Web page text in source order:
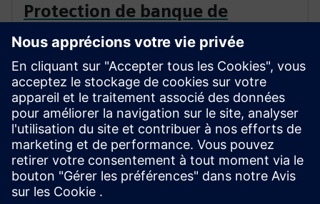
Protection de banque de
condensateurs 21C
Le document présente la protection basée sur
l'impédance (21C) comme une amélioration
potentielle par rapport à la protection différentielle de
tension traditionnelle (87V) pour les banques de
condensateurs shunt.